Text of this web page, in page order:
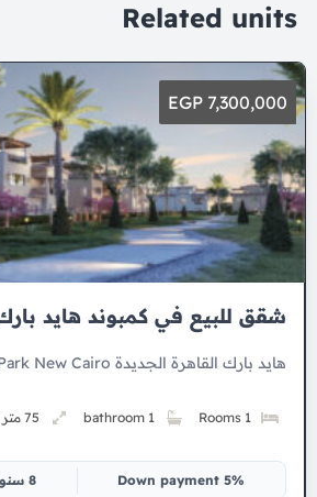
Related units
7,300,000 EGP
شقق للبيع في كمبوند هايد
هايد بارك القاهرة الجديدة Hyde Park New Cairo
1 Rooms
1 bathroom 75 متر m²
5% Down payment 8 سنوات Installment